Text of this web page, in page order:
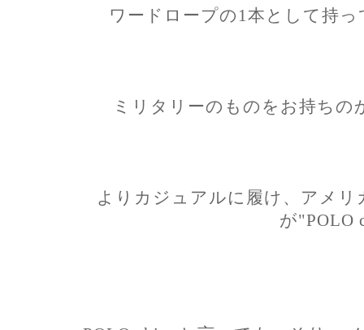
ワードロープの1本として持
ミリタリーのものをお持ち
よりカジュアルに履け、アメ
が"POLO